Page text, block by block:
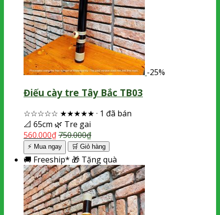
-25%
Điếu cày tre Tây Bắc TB03
☆☆☆☆☆ ★★★★★ · 1 đã bán
📐 65cm 🌿 Tre gai
560.000₫750.000₫
⚡ Mua ngay 🛒 Giỏ hàng
🚚 Freeship* 🎁 Tặng quà